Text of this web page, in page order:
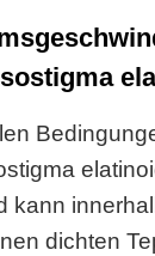
kann
dichten